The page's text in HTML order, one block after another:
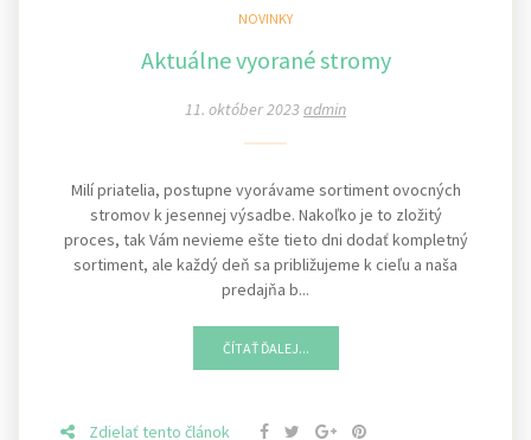
NOVINKY
Aktuálne vyorané stromy
11. október 2023admin
Milí priatelia, postupne vyorávame sortiment ovocných
stromov k jesennej výsadbe. Nakoľko je to zložitý
proces, tak Vám nevieme ešte tieto dni dodať kompletný
sortiment, ale každý deň sa približujeme k cieľu a naša
predajňa b...
ČÍTAŤ ĎALEJ...
Zdielať tento článok